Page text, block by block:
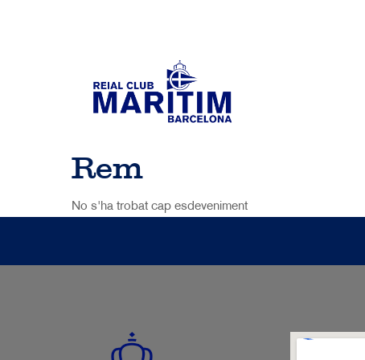
Rem
No s'ha trobat cap esdeveniment